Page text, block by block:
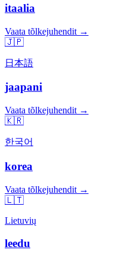
itaalia
Vaata tõlkejuhendit →
🇯🇵
日本語
jaapani
Vaata tõlkejuhendit →
🇰🇷
한국어
korea
Vaata tõlkejuhendit →
🇱🇹
Lietuvių
leedu